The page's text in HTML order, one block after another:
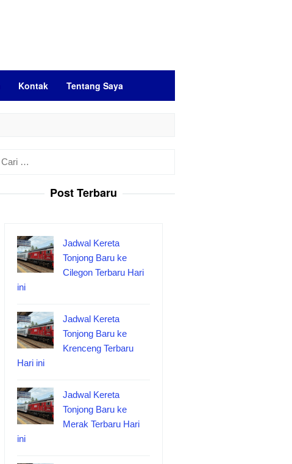
Kontak Tentang Saya
Post Terbaru
Jadwal Kereta
Tonjong Baru ke
Cilegon Terbaru Hari
ini
Jadwal Kereta
Tonjong Baru ke
Krenceng Terbaru
Hari ini
Jadwal Kereta
Tonjong Baru ke
Merak Terbaru Hari
ini